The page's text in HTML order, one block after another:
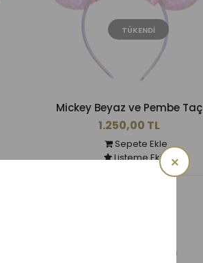
×
TÜKENDI
Mickey Beyaz ve Pembe Taç
1.250,00 TL
Sepete Ekle
Listeme Ekle